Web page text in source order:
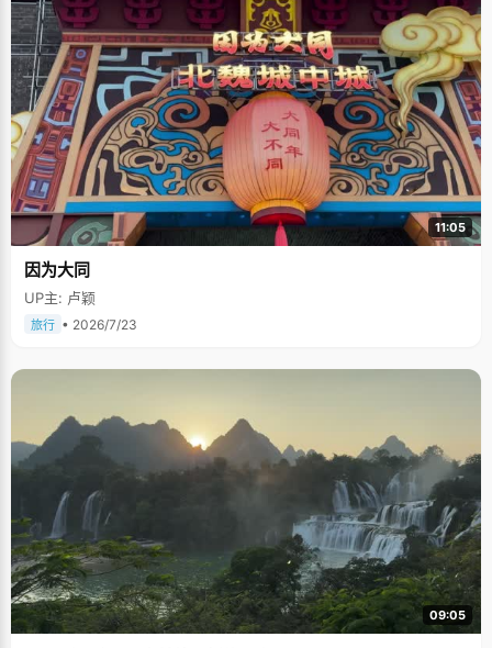
11:05
因为大同
UP主: 卢颖
旅行 • 2026/7/23
09:05